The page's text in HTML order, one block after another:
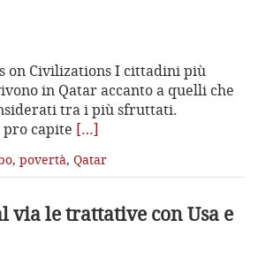
on Civilizations I cittadini più
in Qatar accanto a quelli che
tra i più sfruttati.
pro capite […]
, povertà, Qatar
via le trattative con Usa e